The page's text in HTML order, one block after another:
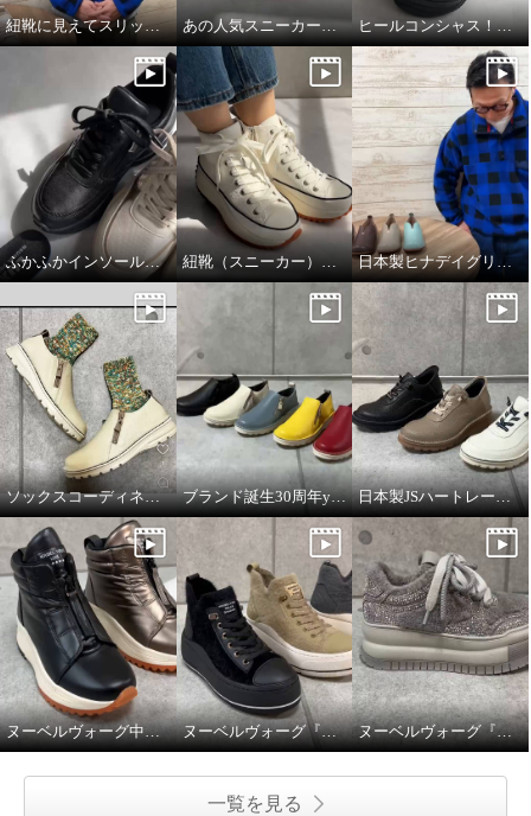
ヌーベルヴォーグ リュクスライ
ン 牛革アクセント ニットスニー
２３．５ｃｍ
ヌーベルヴォーグ リュクスライ
ン 牛革アクセント ニットスニー
カー
ブラック ２３．５ｃｍ
¥0
紐靴に見えてスリッポンスニーカー あの人気スニーカーが牛革になって登場！ ヒールコンシャス！魅せる大人のスニーカー
ふかふかインソールのこだわり！ 紐靴（スニーカー）のフィッティング方法について 日本製ヒナデイグリーン撥水レザーシューズ
ソックスコーディネートのイメージです。 ブランド誕生30周年year JSハートレーベルの説明動画 日本製JSハートレーベルの説明動画
ヌーベルヴォーグ中綿撥水スニーカーブーツ。 ヌーベルヴォーグ『ふわふわニットスニーカーブーツ』 ヌーベルヴォーグ『ゴージャスに魅せるムートンスニーカー』
一覧を見る